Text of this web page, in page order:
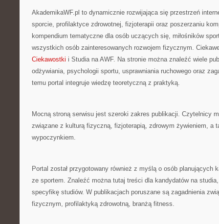
AkademikaWF.pl to dynamicznie rozwijająca się przestrzeń
sporcie, profilaktyce zdrowotnej, fizjoterapii oraz poszerzaniu
kompendium tematyczne dla osób uczących się, miłośników
wszystkich osób zainteresowanych rozwojem fizycznym.
Ciekawostki i Studia na AWF. Na stronie można znaleźć wiele
odżywiania, psychologii sportu, usprawniania ruchowego oraz
temu portal integruje wiedzę teoretyczną z praktyką.
Mocną stroną serwisu jest szeroki zakres publikacji. Czytelnicy
związane z kulturą fizyczną, fizjoterapią, zdrowym żywieniem, a
wypoczynkiem.
Portal został przygotowany również z myślą o osób planujących
ze sportem. Znaleźć można tutaj treści dla kandydatów na
specyfikę studiów. W publikacjach poruszane są zagadnienia
fizycznym, profilaktyką zdrowotną, branżą fitness.